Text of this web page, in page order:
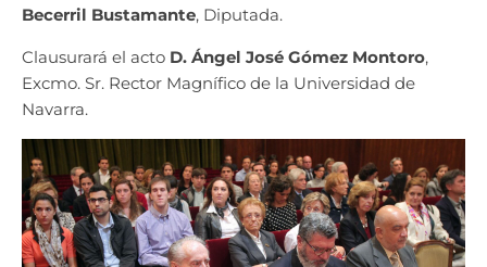
Becerril Bustamante, Diputada.
Clausurará el acto D. Ángel José Gómez Montoro,
Excmo. Sr. Rector Magnífico de la Universidad de
Navarra.